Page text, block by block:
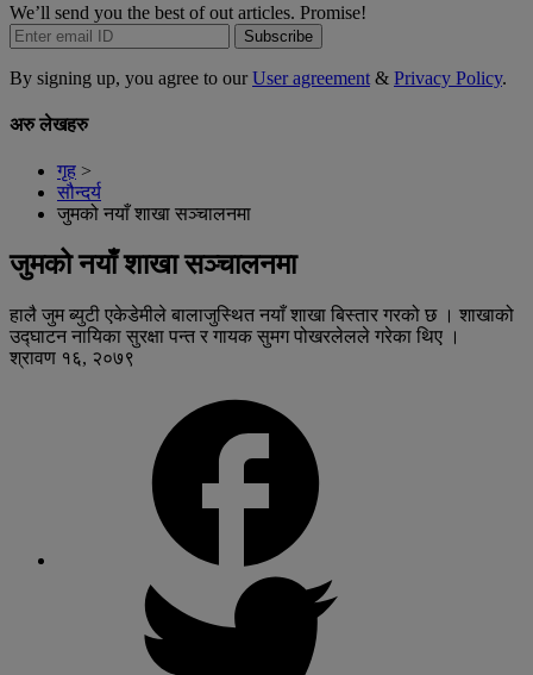
We’ll send you the best of out articles. Promise!
Subscribe
By signing up, you agree to ourUser agreement & Privacy Policy.
अरु लेखहरु
गृह >
सौन्दर्य
जुमको नयाँ शाखा सञ्चालनमा
जुमको नयाँ शाखा सञ्चालनमा
हालै जुम ब्युटी एकेडेमीले बालाजुस्थित नयाँ शाखा बिस्तार गरको छ । शाखाको
उद्घाटन नायिका सुरक्षा पन्त र गायक सुमग पोखरलेलले गरेका थिए ।
श्रावण १६, २०७९